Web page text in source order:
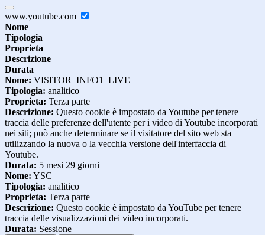
www.youtube.com
Nome
Tipologia
Proprieta
Descrizione
Durata
Nome: VISITOR_INFO1_LIVE
Tipologia: analitico
Proprieta: Terza parte
Descrizione: Questo cookie è impostato da Youtube per tenere
traccia delle preferenze dell'utente per i video di Youtube incorporati
nei siti; può anche determinare se il visitatore del sito web sta
utilizzando la nuova o la vecchia versione dell'interfaccia di
Youtube.
Durata: 5 mesi 29 giorni
Nome: YSC
Tipologia: analitico
Proprieta: Terza parte
Descrizione: Questo cookie è impostato da YouTube per tenere
traccia delle visualizzazioni dei video incorporati.
Durata: Sessione